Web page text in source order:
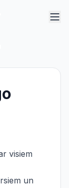
visiem
un